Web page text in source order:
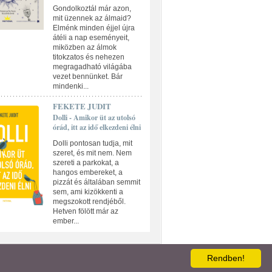
Gondolkoztál már azon,
mit üzennek az álmaid?
Elménk minden éjjel újra
átéli a nap eseményeit,
miközben az álmok
titokzatos és nehezen
megragadható világába
vezet bennünket. Bár
mindenki...
FEKETE JUDIT
Dolli - Amikor üt az utolsó
órád, itt az idő elkezdeni élni
Dolli pontosan tudja, mit
szeret, és mit nem. Nem
szereti a parkokat, a
hangos embereket, a
pizzát és általában semmit
sem, ami kizökkenti a
megszokott rendjéből.
Hetven fölött már az
ember...
Rendben!